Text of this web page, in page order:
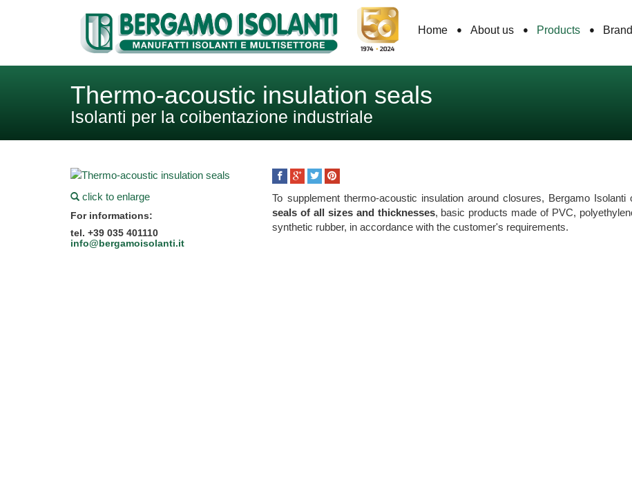
Home About us Products
Thermo-acoustic insulation seals
Isolanti per la coibentazione industriale
click to enlarge
For informations:
tel. +39 035 401110
info@bergamoisolanti.it
To supplement thermo-acoustic insulation around closures, Bergamo Isolanti
seals of all sizes and thicknesses, basic products made of PVC,
synthetic rubber, in accordance with the customer's requirements.